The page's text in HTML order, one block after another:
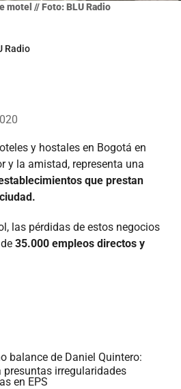
motel // Foto: BLU Radio
Radio
y hostales en Bogotá en
y la amistad, representa una
que prestan
las pérdidas de estos negocios
35.000 empleos directos y
balance de Daniel Quintero:
presuntas irregularidades
en EPS